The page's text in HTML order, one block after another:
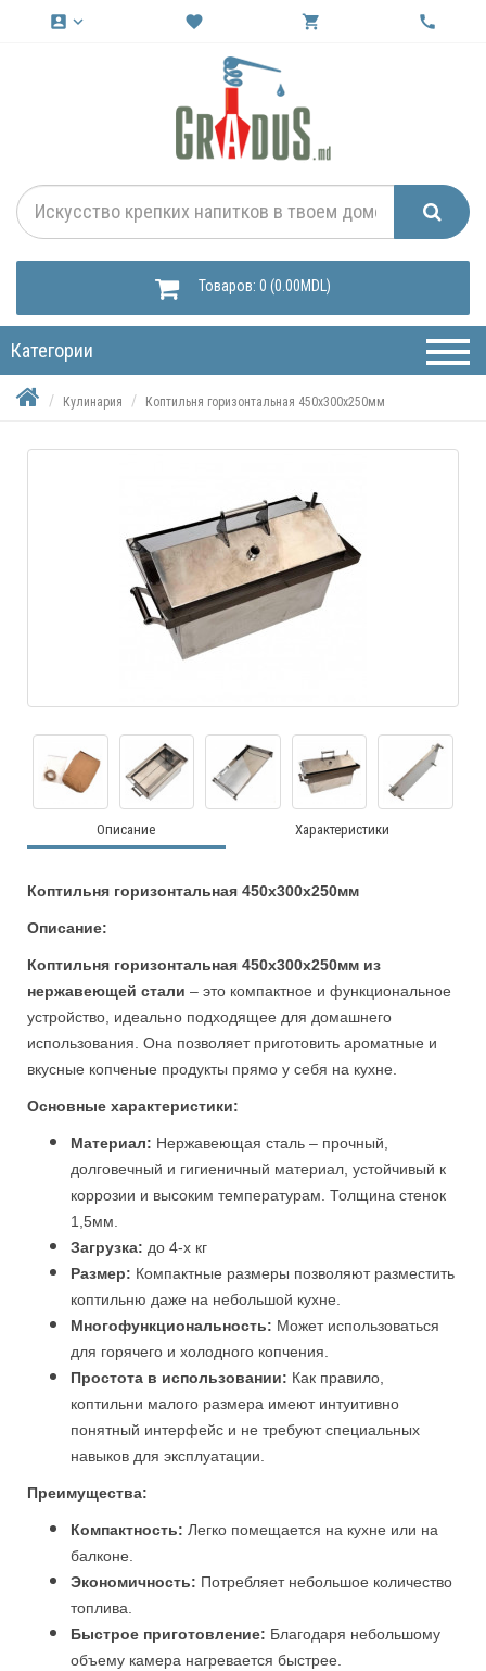
account_box keyboard_arrow_down favorite shopping_cart call
Товаров: 0 (0.00MDL)
Категории
Кулинария Коптильня горизонтальная 450х300х250мм
Описание Характеристики
Коптильня горизонтальная 450х300х250мм
Описание:
Коптильня горизонтальная 450х300х250мм из
нержавеющей стали – это компактное и функциональное
устройство, идеально подходящее для домашнего
использования. Она позволяет приготовить ароматные и
вкусные копченые продукты прямо у себя на кухне.
Основные характеристики:
Материал: Нержавеющая сталь – прочный,
долговечный и гигиеничный материал, устойчивый к
коррозии и высоким температурам. Толщина стенок
1,5мм.
Загрузка: до 4-х кг
Размер: Компактные размеры позволяют разместить
коптильню даже на небольшой кухне.
Многофункциональность: Может использоваться
для горячего и холодного копчения.
Простота в использовании: Как правило,
коптильни малого размера имеют интуитивно
понятный интерфейс и не требуют специальных
навыков для эксплуатации.
Преимущества:
Компактность: Легко помещается на кухне или на
балконе.
Экономичность: Потребляет небольшое количество
топлива.
Быстрое приготовление: Благодаря небольшому
объему камера нагревается быстрее.